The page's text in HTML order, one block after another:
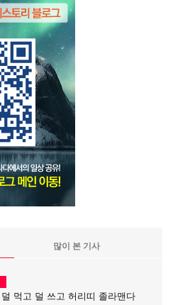
많이 본 기사
먹고 덜 쓰고 허리띠 졸라맨다